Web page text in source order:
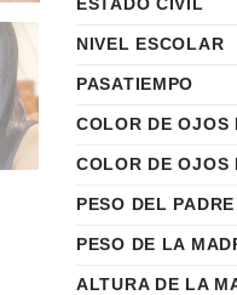
NIVEL ESCOLAR
PASATIEMPO
COLOR DE OJOS
COLOR DE OJOS
PESO DEL
PESO DE LA
ALTURA DE LA